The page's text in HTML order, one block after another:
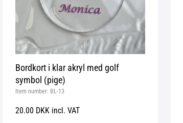
Bordkort i klar akryl med golf
symbol (pige)
Item number: BL-13
20.00 DKK incl. VAT